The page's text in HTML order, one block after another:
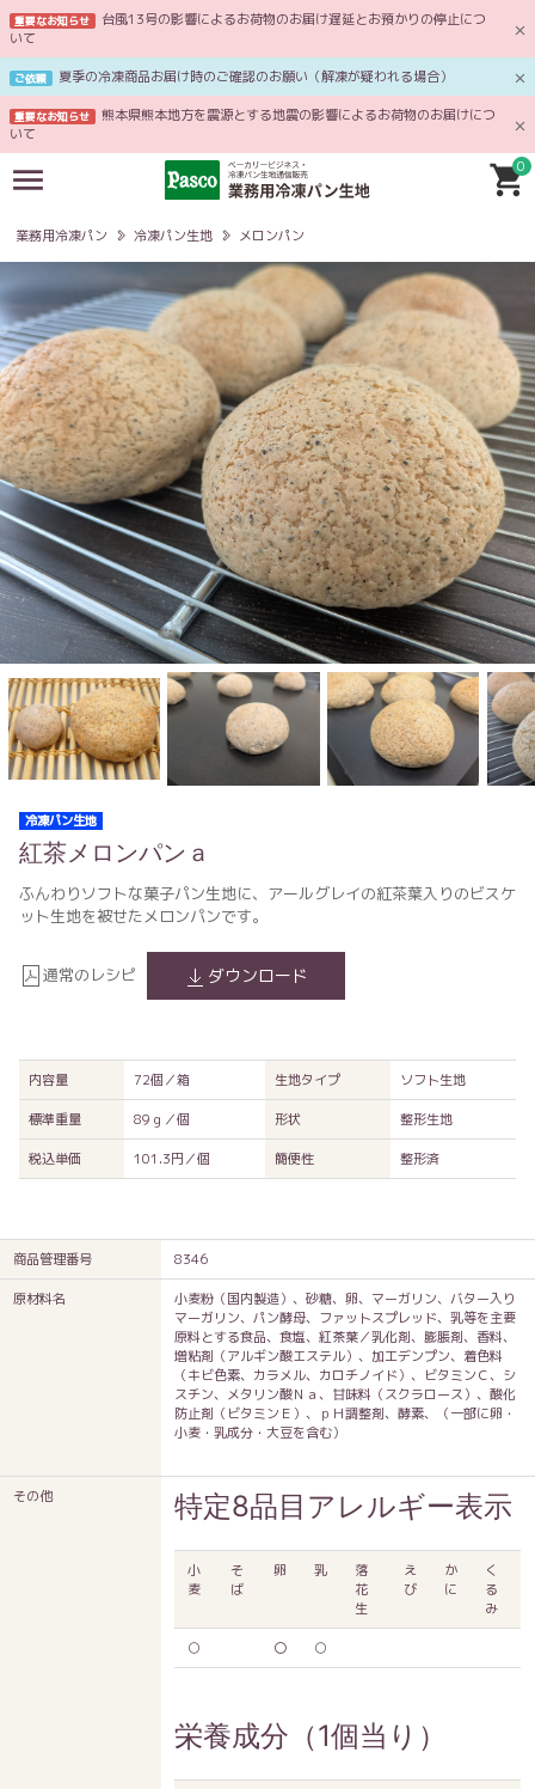
重要なお知らせ
台風13号の影響によるお荷物のお届け遅延とお預かりの停止につ
いて
ご依頼 夏季の冷凍商品お届け時のご確認のお願い（解凍が疑われる場合）
重要なお知らせ
熊本県熊本地方を震源とする地震の影響によるお荷物のお届けにつ
いて
0
業務用冷凍パン 冷凍パン生地 メロンパン
冷凍パン生地
紅茶メロンパンａ
ふんわりソフトな菓子パン生地に、アールグレイの紅茶葉入りのビスケ
ット生地を被せたメロンパンです。
通常のレシピ ダウンロード
内容量 72個／箱 生地タイプ ソフト生地
標準重量 89ｇ／個 形状 整形生地
税込単価 101.3円／個 簡便性 整形済
商品管理番号 8346
原材料名
小麦粉（国内製造）、砂糖、卵、マーガリン、バター入り
マーガリン、パン酵母、ファットスプレッド、乳等を主要
原料とする食品、食塩、紅茶葉／乳化剤、膨脹剤、香料、
増粘剤（アルギン酸エステル）、加工デンプン、着色料
（キビ色素、カラメル、カロチノイド）、ビタミンＣ、シ
スチン、メタリン酸Ｎａ、甘味料（スクラロース）、酸化
防止剤（ビタミンＥ）、ｐＨ調整剤、酵素、（一部に卵・
小麦・乳成分・大豆を含む）
その他 特定8品目アレルギー表示
小
麦
そ
ば
卵 乳
落
花
生
え
び
か
に
く
る
み
○ 〇 ○
栄養成分（1個当り）